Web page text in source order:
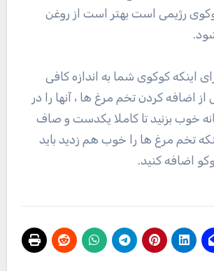
رژیمی است بهتر است از روغن
اینکه کوکوی شما به اندازه کافی
از اضافه کردن تخم مرغ ها ، آنها را در
خوب بزنید تا کاملا یکدست و صاف
تخم مرغ ها را خوب هم زدید باید
اضافه کنید.